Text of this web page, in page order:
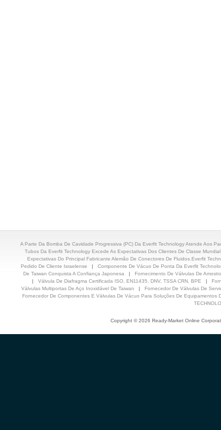
A Parte Da Bomba De Cavidade Progressiva (PC) Da Everfit Technology Atende Aos
Tubos Da Everfit Technology Excede As Expectativas Dos Clientes De Classe Mundial
Expectativas Do Principal Fabricante Alemão De Conectores De Fluidos.Everfit
Pedido De Cliente Israelense
|Componente De Vácuo De Ponta Da Everfit
De Taiwan Conquista A Confiança Japonesa
| Fornecimento De Válvulas De
|Válvula De Diafragma Certificada ISO, EN11435, DNV, TSSA CRN, BPE |
Válvulas Multiportas De Aço Inoxidável De Taiwan | Fornecedor De Válvulas De
Fornecedor De Componentes E Válvulas De Vácuo Para Soluções De Equipamentos
Copyright © 2026 Ready-Market Online